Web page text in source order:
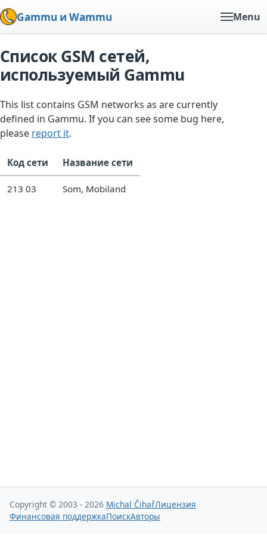
Gammu и Wammu Menu
Список GSM сетей,
используемый Gammu
This list contains GSM networks as are currently
defined in Gammu. If you can see some bug here,
please report it.
Код сети Название сети
213 03 Som, Mobiland
Copyright © 2003 - 2026 Michal ČihařЛицензия
Финансовая поддержкаПоискАвторы